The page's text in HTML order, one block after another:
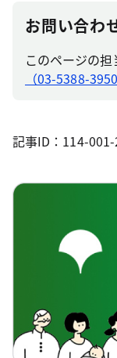
お問い合わ
このページの担
（03-5388-3950
記事ID：114-